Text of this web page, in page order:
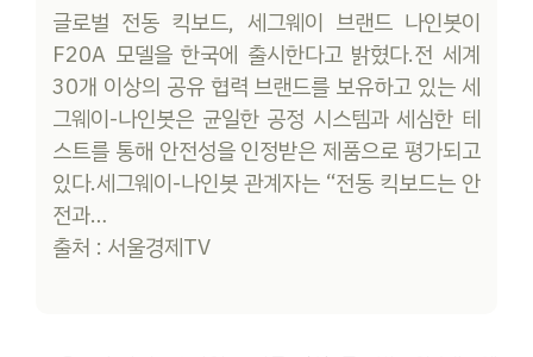
글로벌 전동 킥보드, 세그웨이 브랜드 나인봇이
F20A 모델을 한국에 출시한다고 밝혔다.전 세계
30개 이상의 공유 협력 브랜드를 보유하고 있는 세
그웨이-나인봇은 균일한 공정 시스템과 세심한 테
스트를 통해 안전성을 인정받은 제품으로 평가되고
있다.세그웨이-나인봇 관계자는 “전동 킥보드는 안
전과…
출처 : 서울경제TV